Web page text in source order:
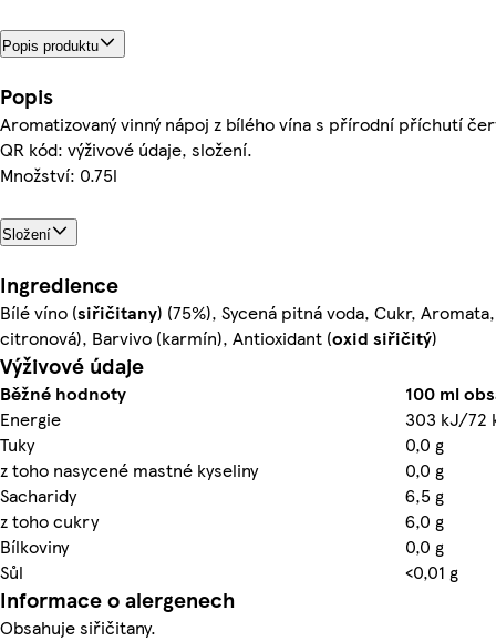
Popis produktu
Popis
Aromatizovaný vinný nápoj z bílého vína s přírodní příchutí
QR kód: výživové údaje, složení.
Množství: 0.75l
Složení
Ingredience
Bílé víno (siřičitany) (75%), Sycená pitná voda, Cukr,
citronová), Barvivo (karmín), Antioxidant (oxid siřičitý)
Výživové údaje
Běžné hodnoty
100 ml
Energie
303 kJ/72
Tuky
0,0 g
z toho nasycené mastné kyseliny
0,0 g
Sacharidy
6,5 g
z toho cukry
6,0 g
Bílkoviny
0,0 g
Sůl
<0,01 g
Informace o alergenech
Obsahuje siřičitany.